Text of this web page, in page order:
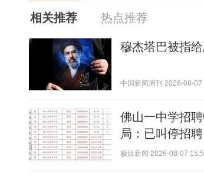
相关推荐 热点推荐
穆杰塔巴被指
中国新闻周刊 2026-08-
佛山一中学招
局：已叫停招
极目新闻 2026-08-07